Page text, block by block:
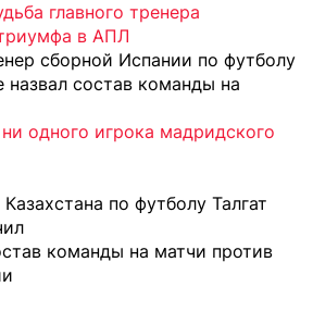
главного тренера
в АПЛ
сборной Испании по футболу
назвал состав команды на
одного игрока мадридского
по футболу Талгат
команды на матчи против